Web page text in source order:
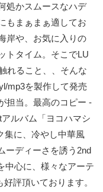
処かスムースなハデ
もまぁまぁ適してお
岸や、お気に入りの
トタイム。そこでLU
れること、、そんな
mp3を製作して発売
担当。最高のコピー -
ルバム「ヨコハマシ
集に、冷やし中華風
ーディーさを誘う2nd
中心に、様々なアーテ
評頂いております。